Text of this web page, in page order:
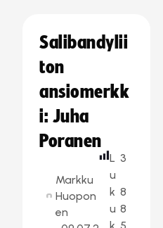
Salibandylii
ton
ansiomerkk
i: Juha
Poranen
Markku
Huopon
en
L
u
k
u
3
8
8